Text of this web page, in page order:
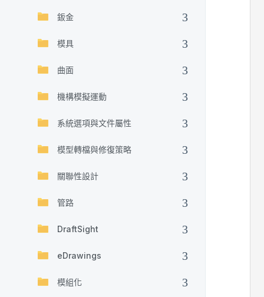
鈑金
模具
曲面
機構模擬運動
系統選項與文件屬性
模型轉檔與修復策略
關聯性設計
管路
DraftSight
eDrawings
模組化